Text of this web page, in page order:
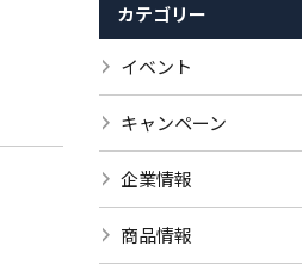
カテゴリー
イベント
キャンペーン
企業情報
商品情報